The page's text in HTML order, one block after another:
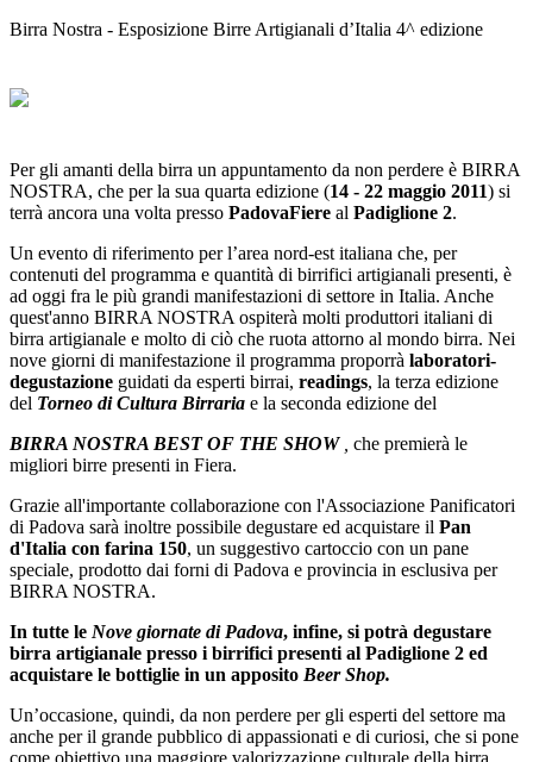
Birra Nostra - Esposizione Birre Artigianali d’Italia 4^ edizione
Per gli amanti della birra un appuntamento da non perdere è BIRRA
NOSTRA, che per la sua quarta edizione (14 - 22 maggio 2011) si
terrà ancora una volta presso PadovaFiere al Padiglione 2.
Un evento di riferimento per l’area nord-est italiana che, per
contenuti del programma e quantità di birrifici artigianali presenti, è
ad oggi fra le più grandi manifestazioni di settore in Italia. Anche
quest'anno BIRRA NOSTRA ospiterà molti produttori italiani di
birra artigianale e molto di ciò che ruota attorno al mondo birra. Nei
nove giorni di manifestazione il programma proporrà laboratori-
degustazione guidati da esperti birrai, readings, la terza edizione
del Torneo di Cultura Birraria e la seconda edizione del
BIRRA NOSTRA BEST OF THE SHOW
che premierà le
migliori birre presenti in Fiera.
Grazie all'importante collaborazione con l'Associazione Panificatori
di Padova sarà inoltre possibile degustare ed acquistare il Pan
d'Italia con farina 150, un suggestivo cartoccio con un pane
speciale, prodotto dai forni di Padova e provincia in esclusiva per
BIRRA NOSTRA.
In tutte le Nove giornate di Padova, infine, si potrà degustare
birra artigianale presso i birrifici presenti al Padiglione 2 ed
acquistare le bottiglie in un apposito Beer Shop.
Un’occasione, quindi, da non perdere per gli esperti del settore ma
anche per il grande pubblico di appassionati e di curiosi, che si pone
come obiettivo una maggiore valorizzazione culturale della birra